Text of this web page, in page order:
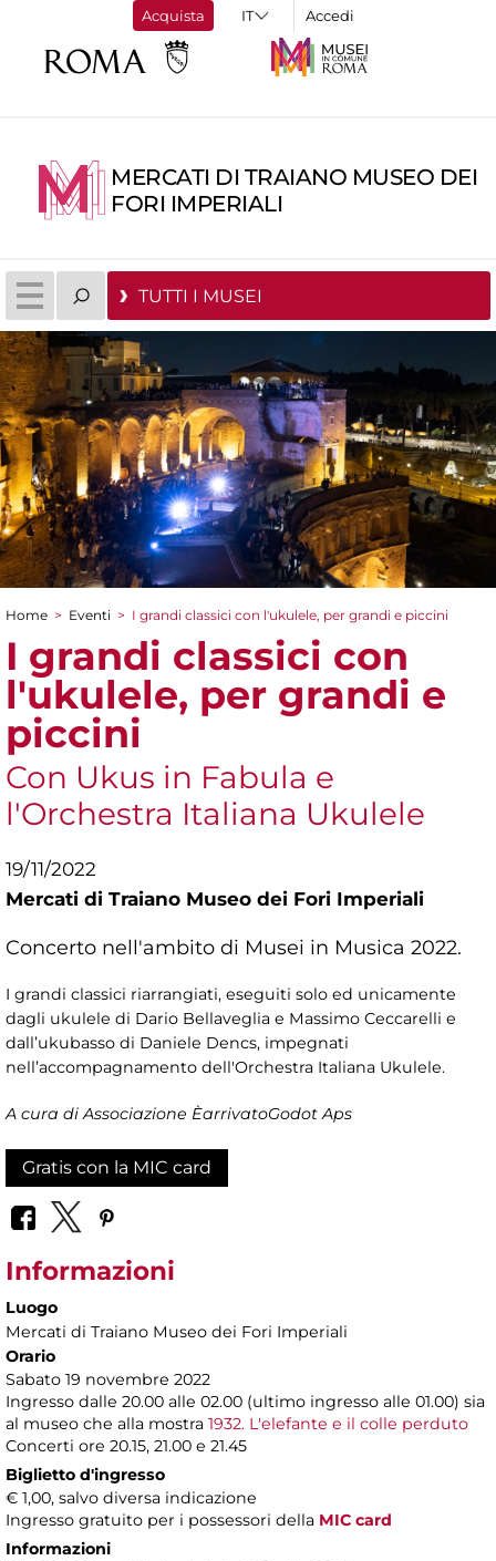
Acquista Accedi
MERCATI DI TRAIANO MUSEO DEI
FORI IMPERIALI
TUTTI I MUSEI
Tu sei qui
Home > Eventi > I grandi classici con l'ukulele, per grandi e piccini
I grandi classici con
l'ukulele, per grandi e
piccini
Con Ukus in Fabula e
l'Orchestra Italiana Ukulele
19/11/2022
Mercati di Traiano Museo dei Fori Imperiali
Concerto nell'ambito di Musei in Musica 2022.
I grandi classici riarrangiati, eseguiti solo ed unicamente
dagli ukulele di Dario Bellaveglia e Massimo Ceccarelli e
dall’ukubasso di Daniele Dencs, impegnati
nell’accompagnamento dell'Orchestra Italiana Ukulele.
A cura di Associazione ÈarrivatoGodot Aps
Gratis con la MIC card
Informazioni
Luogo
Mercati di Traiano Museo dei Fori Imperiali
Orario
Sabato 19 novembre 2022
Ingresso dalle 20.00 alle 02.00 (ultimo ingresso alle 01.00) sia
al museo che alla mostra 1932. L'elefante e il colle perduto
Concerti ore 20.15, 21.00 e 21.45
Biglietto d'ingresso
€ 1,00, salvo diversa indicazione
Ingresso gratuito per i possessori della MIC card
Informazioni